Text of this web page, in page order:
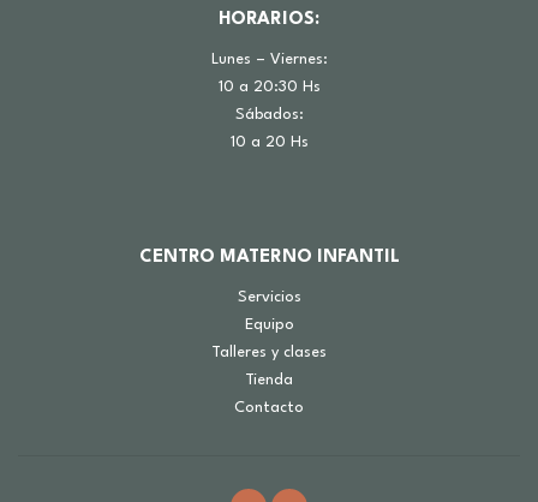
HORARIOS:
Lunes – Viernes:
10 a 20:30 Hs
Sábados:
10 a 20 Hs
CENTRO MATERNO INFANTIL
Servicios
Equipo
Talleres y clases
Tienda
Contacto